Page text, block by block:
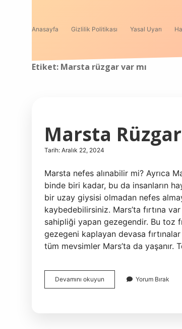
Anasayfa Gizlilik Politikası Yasal Uyarı
Etiket: Marsta rüzgar var mı
Marsta
Tarih: Aralık 22, 2024
Marsta nefes alınabilir mi? Ayrıca
binde biri kadar, bu da insanların
bir uzay giysisi olmadan nefes
kaybedebilirsiniz. Mars’ta fırtına
sahipliği yapan gezegendir. Bu toz
gezegeni kaplayan devasa
tüm mevsimler Mars’ta da yaşanır.
Devamını okuyun
Rüzgar
Yorum Bırak